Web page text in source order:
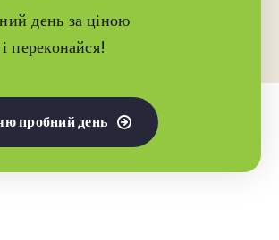
день за ціною
і переконайся!
пробний день